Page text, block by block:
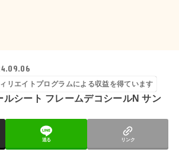
リエイトプログラムによる収益を得ています
ルシート フレームデコシールN サン
送る リンク